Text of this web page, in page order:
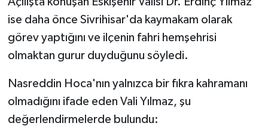
ise daha önce Sivrihisar'da kaymakam olarak
görev yaptığını ve ilçenin fahri hemşehrisi
olmaktan gurur duyduğunu söyledi.
Nasreddin Hoca'nın yalnızca bir fıkra kahramanı
olmadığını ifade eden Vali Yılmaz, şu
değerlendirmelerde bulundu: